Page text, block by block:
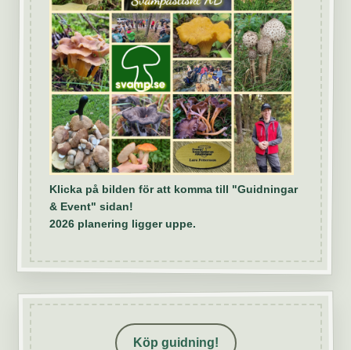
Klicka på bilden för att komma till "Guidningar
& Event" sidan!
2026 planering ligger uppe.
Köp guidning!